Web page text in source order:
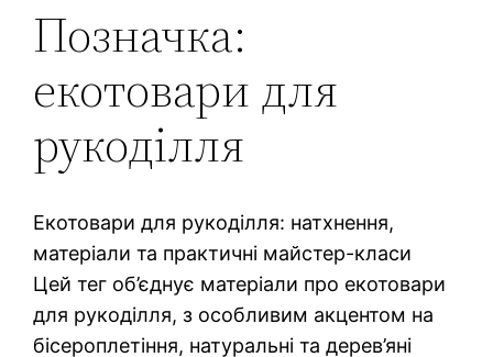
Позначка:
екотовари для
рукоділля
Екотовари для рукоділля: натхнення,
матеріали та практичні майстер-класи
Цей тег об’єднує матеріали про екотовари
для рукоділля, з особливим акцентом на
бісероплетіння, натуральні та дерев’яні